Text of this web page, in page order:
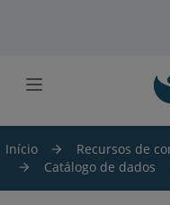
Início Recursos de
Catálogo de dados